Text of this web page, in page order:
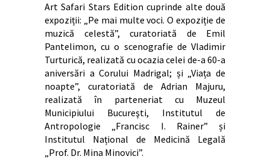
Art Safari Stars Edition cuprinde alte două
expoziții: „Pe mai multe voci. O expoziție de
muzică celestă”, curatoriată de Emil
Pantelimon, cu o scenografie de Vladimir
Turturică, realizată cu ocazia celei de-a 60-a
aniversări a Corului Madrigal; și „Viața de
noapte”, curatoriată de Adrian Majuru,
realizată în parteneriat cu Muzeul
Municipiului Bucureşti, Institutul de
Antropologie „Francisc I. Rainer” și
Institutul Național de Medicină Legală
„Prof. Dr. Mina Minovici”.